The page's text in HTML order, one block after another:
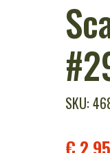
SKU:
€ 2,95